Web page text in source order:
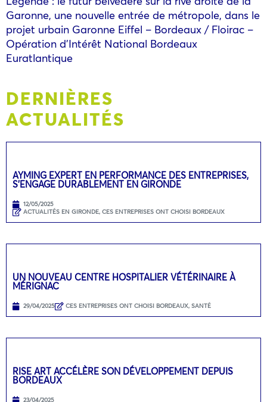
Garonne, une nouvelle entrée de métropole, dans le
projet urbain Garonne Eiffel – Bordeaux / Floirac –
Opération d’Intérêt National Bordeaux
Euratlantique
DERNIÈRES
ACTUALITÉS
AYMING EXPERT EN PERFORMANCE DES ENTREPRISES,
S’ENGAGE DURABLEMENT EN GIRONDE
12/05/2025
ACTUALITÉS EN GIRONDE, CES ENTREPRISES ONT CHOISI BORDEAUX
UN NOUVEAU CENTRE HOSPITALIER VÉTÉRINAIRE À
MÉRIGNAC
29/04/2025 CES ENTREPRISES ONT CHOISI BORDEAUX, SANTÉ
RISE ART ACCÉLÈRE SON DÉVELOPPEMENT DEPUIS
BORDEAUX
23/04/2025